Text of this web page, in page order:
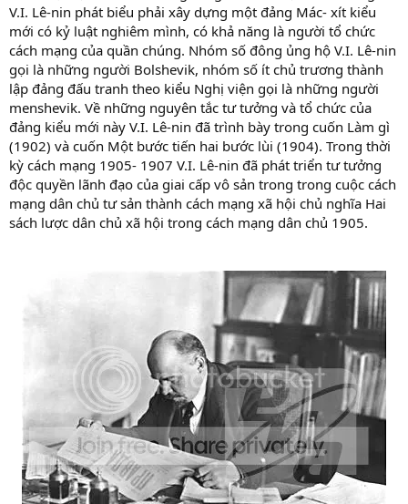
V.I. Lê-nin phát biểu phải xây dựng một đảng Mác- xít kiểu
mới có kỷ luật nghiêm mình, có khả năng là người tổ chức
cách mạng của quần chúng. Nhóm số đông ủng hộ V.I. Lê-nin
gọi là những người Bolshevik, nhóm số ít chủ trương thành
lập đảng đấu tranh theo kiểu Nghị viện gọi là những người
menshevik. Về những nguyên tắc tư tưởng và tổ chức của
đảng kiểu mới này V.I. Lê-nin đã trình bày trong cuốn Làm gì
(1902) và cuốn Một bước tiến hai bước lùi (1904). Trong thời
kỳ cách mạng 1905- 1907 V.I. Lê-nin đã phát triển tư tưởng
độc quyền lãnh đạo của giai cấp vô sản trong trong cuộc cách
mạng dân chủ tư sản thành cách mạng xã hội chủ nghĩa Hai
sách lược dân chủ xã hội trong cách mạng dân chủ 1905.